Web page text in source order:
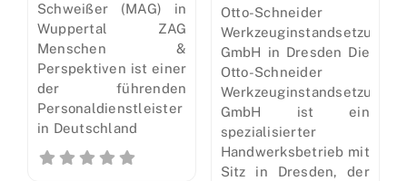
Schweißer (MAG) in
Wuppertal ZAG
Menschen &
Perspektiven ist einer
der führenden
Personaldienstleister
in Deutschland
Otto-Schneider
Werkzeuginstandsetzung
GmbH in Dresden Die
Otto-Schneider
Werkzeuginstandsetzung
GmbH ist ein
spezialisierter
Handwerksbetrieb mit
Sitz in Dresden, der